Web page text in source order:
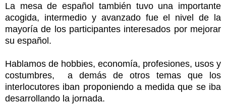
La mesa de español también tuvo una importante
acogida, intermedio y avanzado fue el nivel de la
mayoría de los participantes interesados por mejorar
su español.
Hablamos de hobbies, economía, profesiones, usos y
costumbres, a demás de otros temas que los
interlocutores iban proponiendo a medida que se iba
desarrollando la jornada.